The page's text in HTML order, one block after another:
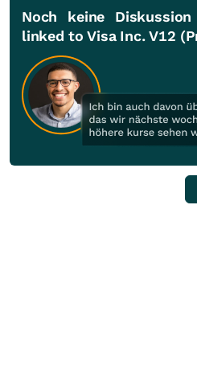
Noch keine
linked to Visa Inc. V12